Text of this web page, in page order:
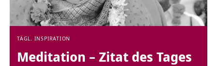
TÄGL. INSPIRATION
Meditation – Zitat des Tages